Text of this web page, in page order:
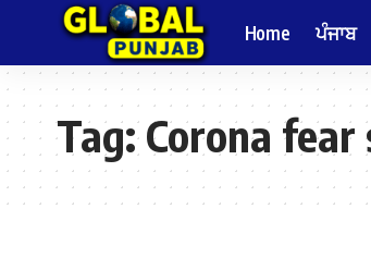
Home ਪੰਜਾਬ
Tag:Corona fear